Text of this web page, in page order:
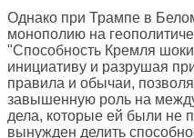
Однако при Трампе в
монополию на
"Способность Кремля
инициативу и разрушая
правила и обычаи,
завышенную роль на
дела, которые ей были не
вынужден делить